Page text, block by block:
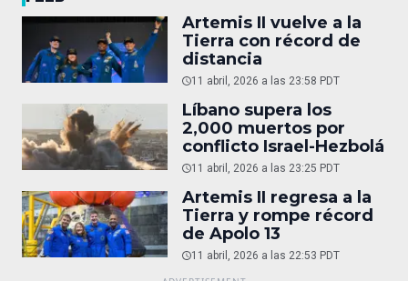
Artemis II vuelve a la
Tierra con récord de
distancia
11 abril, 2026 a las 23:58 PDT
Líbano supera los
2,000 muertos por
conflicto Israel-Hezbolá
11 abril, 2026 a las 23:25 PDT
Artemis II regresa a la
Tierra y rompe récord
de Apolo 13
11 abril, 2026 a las 22:53 PDT